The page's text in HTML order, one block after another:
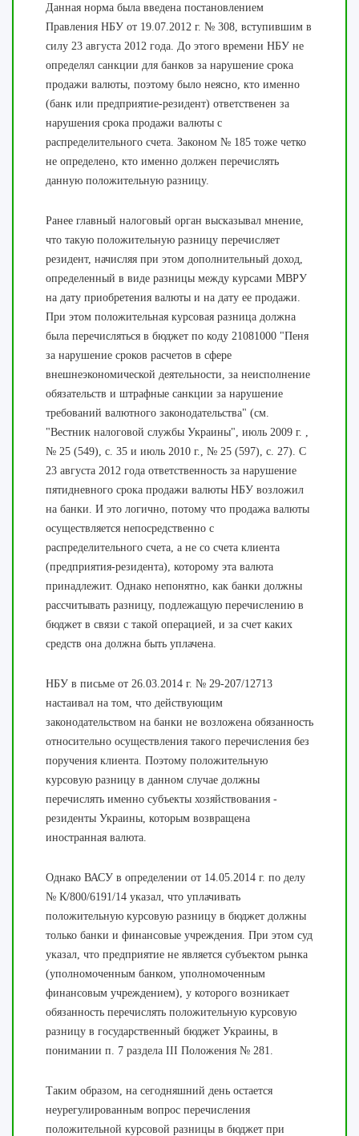
Данная норма была введена постановлением
Правления НБУ от 19.07.2012 г. № 308, вступившим в
силу 23 августа 2012 года. До этого времени НБУ не
определял санкции для банков за нарушение срока
продажи валюты, поэтому было неясно, кто именно
(банк или предприятие-резидент) ответственен за
нарушения срока продажи валюты с
распределительного счета. Законом № 185 тоже четко
не определено, кто именно должен перечислять
данную положительную разницу.
Ранее главный налоговый орган высказывал мнение,
что такую положительную разницу перечисляет
резидент, начисляя при этом дополнительный доход,
определенный в виде разницы между курсами МВРУ
на дату приобретения валюты и на дату ее продажи.
При этом положительная курсовая разница должна
была перечисляться в бюджет по коду 21081000 "Пеня
за нарушение сроков расчетов в сфере
внешнеэкономической деятельности, за неисполнение
обязательств и штрафные санкции за нарушение
требований валютного законодательства" (см.
"Вестник налоговой службы Украины", июль 2009 г. ,
№ 25 (549), с. 35 и июль 2010 г., № 25 (597), с. 27). С
23 августа 2012 года ответственность за нарушение
пятидневного срока продажи валюты НБУ возложил
на банки. И это логично, потому что продажа валюты
осуществляется непосредственно с
распределительного счета, а не со счета клиента
(предприятия-резидента), которому эта валюта
принадлежит. Однако непонятно, как банки должны
рассчитывать разницу, подлежащую перечислению в
бюджет в связи с такой операцией, и за счет каких
средств она должна быть уплачена.
НБУ в письме от 26.03.2014 г. № 29-207/12713
настаивал на том, что действующим
законодательством на банки не возложена обязанность
относительно осуществления такого перечисления без
поручения клиента. Поэтому положительную
курсовую разницу в данном случае должны
перечислять именно субъекты хозяйствования -
резиденты Украины, которым возвращена
иностранная валюта.
Однако ВАСУ в определении от 14.05.2014 г. по делу
№ К/800/6191/14 указал, что уплачивать
положительную курсовую разницу в бюджет должны
только банки и финансовые учреждения. При этом суд
указал, что предприятие не является субъектом рынка
(уполномоченным банком, уполномоченным
финансовым учреждением), у которого возникает
обязанность перечислять положительную курсовую
разницу в государственный бюджет Украины, в
понимании п. 7 раздела III Положения № 281.
Таким образом, на сегодняшний день остается
неурегулированным вопрос перечисления
положительной курсовой разницы в бюджет при